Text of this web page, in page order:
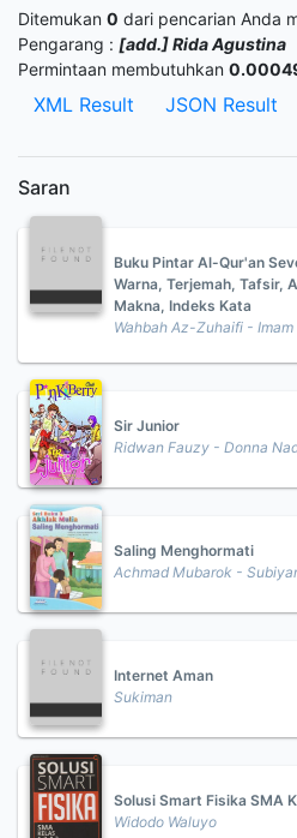
Ditemukan 0 dari pencarian Anda
Pengarang : [add.] Rida Agustina
Permintaan membutuhkan
XML Result JSON Result
Saran
Buku Pintar Al-Qur'an
Warna, Terjemah, Tafsir,
Makna, Indeks Kata
Wahbah Az-Zuhaifi -
Sir Junior
Ridwan Fauzy - Donna
Saling Menghormati
Achmad Mubarok -
Internet Aman
Sukiman
Solusi Smart Fisika SMA
Widodo Waluyo